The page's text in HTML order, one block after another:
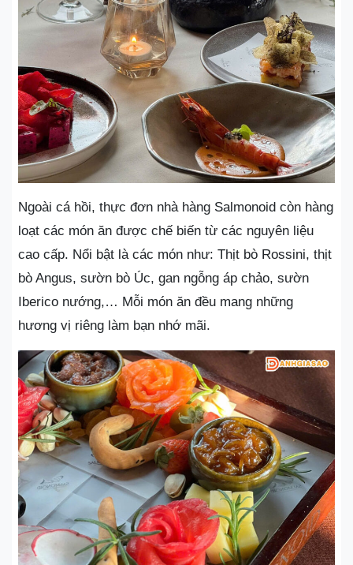
Ngoài cá hồi, thực đơn nhà hàng Salmonoid còn hàng
loạt các món ăn được chế biến từ các nguyên liệu
cao cấp. Nổi bật là các món như: Thịt bò Rossini, thịt
bò Angus, sườn bò Úc, gan ngỗng áp chảo, sườn
Iberico nướng,… Mỗi món ăn đều mang những
hương vị riêng làm bạn nhớ mãi.